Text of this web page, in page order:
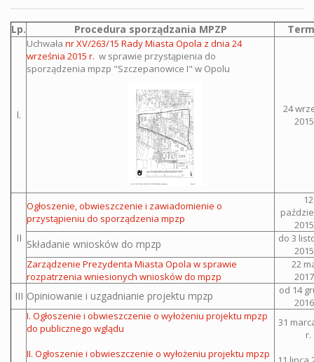
Lp. Procedura sporządzania MPZP
I.
Uchwała nr XV/263/15 Rady Miasta Opola z dnia 24
września 2015 r. w sprawie przystąpienia do
sporządzenia mpzp "Szczepanowice I" w Opolu
24
II
Ogłoszenie, obwieszczenie i zawiadomienie o
przystąpieniu do sporządzenia mpzp
12
Składanie wniosków do mpzp
do 3
Zarządzenie Prezydenta Miasta Opola w sprawie
rozpatrzenia wniesionych wniosków do mpzp
22
III Opiniowanie i uzgadnianie projektu mpzp
od 14
I. Ogłoszenie i obwieszczenie o wyłożeniu projektu mpzp
do publicznego wglądu
II. Ogłoszenie i obwieszczenie o wyłożeniu projektu mpzp
31
r.